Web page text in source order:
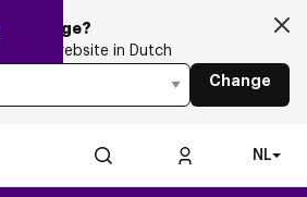
the website in Dutch
Change
NL